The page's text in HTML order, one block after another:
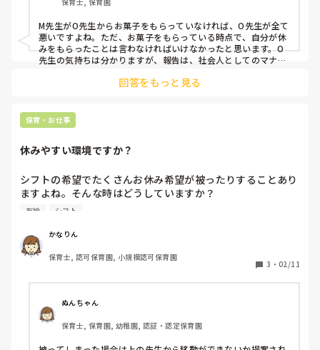
らって知らなかった事について怒っている。なお、M先生は
O先生からお菓子をもらっている。Y先生はO先生がM先生に
対して嫌な言い方をしている事は知らない。
だいたいの事です。
M先生がO先生からお菓子をもらっていなければ、O先生が全て
悪いですよね。ただ、お菓子をもらっている時点で、自分が休
みをもらったことは言わなければいけなかったと思います。O
先生の気持ちは分かりますが、報告は、社会人としてのマナー
回答をもっと見る
保育・お仕事
休みやすい環境ですか？
シフトの希望でたくさんお休み希望が被ったりすることあり
ますよね。そんな時はどうしていますか？
また有給休暇は年間何日くらい取っていますか？
上でかなり重要視しています
有給 シフト
かなりん
保育士, 認可保育園, 小規模認可保育園
3 ・ 02/11
ぬんちゃん
保育士, 保育園, 幼稚園, 認証・認定保育園